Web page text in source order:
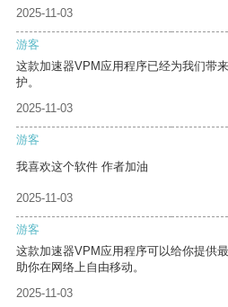
2025-11-03
游客
这款加速器VPM应用程序已经为我们带
护。
2025-11-03
游客
我喜欢这个软件 作者加油
2025-11-03
游客
这款加速器VPM应用程序可以给你提供
助你在网络上自由移动。
2025-11-03